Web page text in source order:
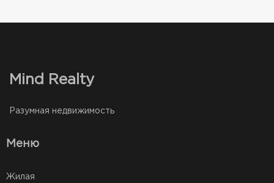
Mind Realty
Разумная недвижимость
Меню
Жилая